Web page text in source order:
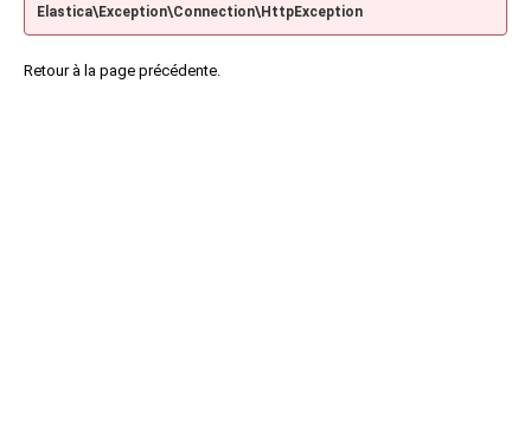
Elastica\Exception\Connection\HttpException
Retour à la page précédente.